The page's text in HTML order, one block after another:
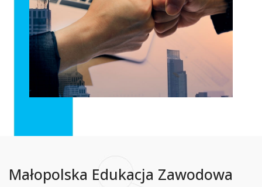
Małopolska Edukacja Zawodowa